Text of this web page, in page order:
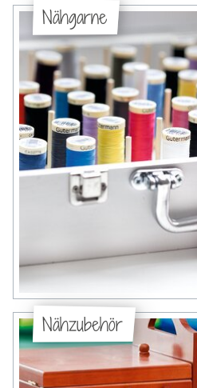
Nähgarne
Nähzubehör